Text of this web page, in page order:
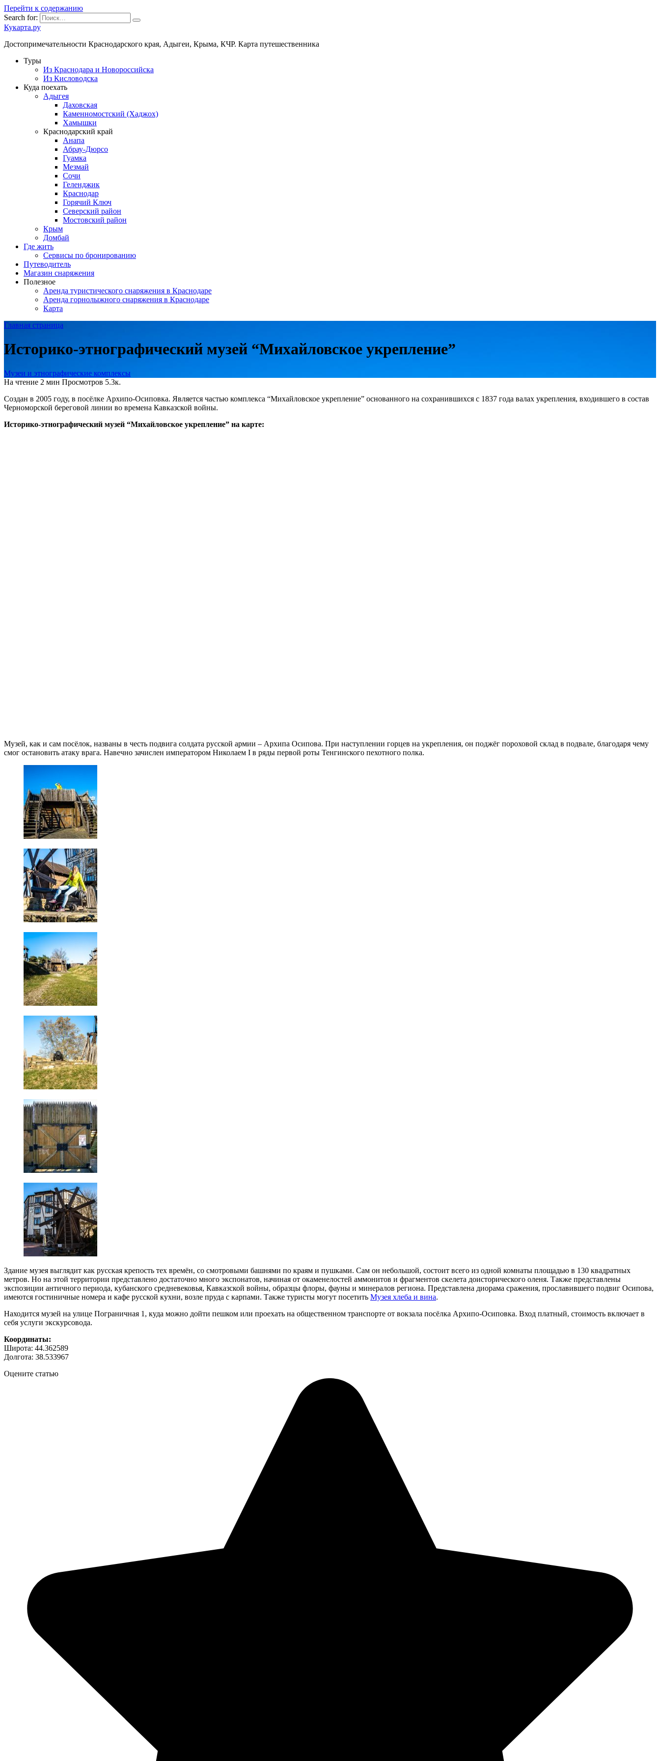
Перейти к содержанию
Search for:
Кукарта.ру
Достопримечательности Краснодарского края, Адыгеи, Крыма, КЧР. Карта путешественника
Туры
Из Краснодара и Новороссийска
Из Кисловодска
Куда поехать
Адыгея
Даховская
Каменномостский (Хаджох)
Хамышки
Краснодарский край
Анапа
Абрау-Дюрсо
Гуамка
Мезмай
Сочи
Геленджик
Краснодар
Горячий Ключ
Северский район
Мостовский район
Крым
Домбай
Где жить
Сервисы по бронированию
Путеводитель
Магазин снаряжения
Полезное
Аренда туристического снаряжения в Краснодаре
Аренда горнолыжного снаряжения в Краснодаре
Карта
Главная страница
Историко-этнографический музей “Михайловское укрепление”
Музеи и этнографические комплексы
На чтение 2 мин Просмотров 5.3к.
Создан в 2005 году, в посёлке Архипо-Осиповка. Является частью комплекса “Михайловское укрепление” основанного на сохранившихся с 1837 года валах укрепления, входившего в состав
Черноморской береговой линии во времена Кавказской войны.
Историко-этнографический музей “Михайловское укрепление” на карте:
Музей, как и сам посёлок, названы в честь подвига солдата русской армии – Архипа Осипова. При наступлении горцев на укрепления, он поджёг пороховой склад в подвале, благодаря чему
смог остановить атаку врага. Навечно зачислен императором Николаем I в ряды первой роты Тенгинского пехотного полка.
Здание музея выглядит как русская крепость тех времён, со смотровыми башнями по краям и пушками. Сам он небольшой, состоит всего из одной комнаты площадью в 130 квадратных
метров. Но на этой территории представлено достаточно много экспонатов, начиная от окаменелостей аммонитов и фрагментов скелета доисторического оленя. Также представлены
экспозиции античного периода, кубанского средневековья, Кавказской войны, образцы флоры, фауны и минералов региона. Представлена диорама сражения, прославившего подвиг Осипова,
имеются гостиничные номера и кафе русской кухни, возле пруда с карпами. Также туристы могут посетить Музея хлеба и вина.
Находится музей на улице Пограничная 1, куда можно дойти пешком или проехать на общественном транспорте от вокзала посёлка Архипо-Осиповка. Вход платный, стоимость включает в
себя услуги экскурсовода.
Координаты:
Широта: 44.362589
Долгота: 38.533967
Оцените статью